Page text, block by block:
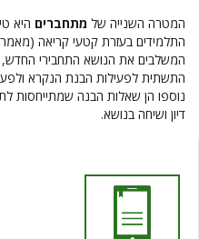
המטרה השנייה של מתחברים היא
התלמידים בעזרת קטעי קריאה
המשלבים את הנושא התחבירי החדש,
התשתית לפעילות הבנת הנקרא
נוספו הן שאלות הבנה שמתייחסות
דיון ושיחה בנושא.